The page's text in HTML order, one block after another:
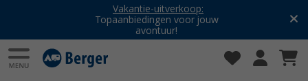
Vakantie-uitverkoop:
Topaanbiedingen voor jouw
avontuur!